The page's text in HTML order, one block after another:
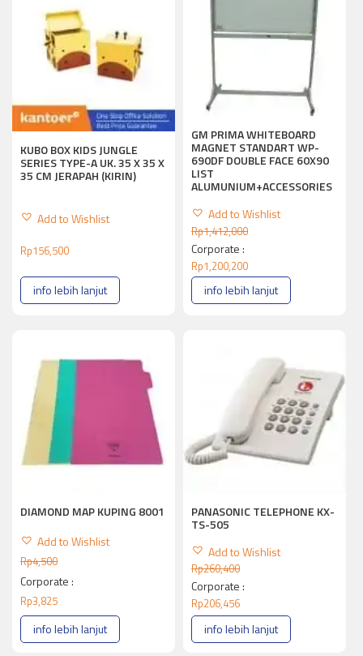
KUBO BOX KIDS JUNGLE
SERIES TYPE-A UK. 35 X 35 X
35 CM JERAPAH (KIRIN)
Add to Wishlist
Rp156,500
info lebih lanjut
GM PRIMA WHITEBOARD
MAGNET STANDART WP-
690DF DOUBLE FACE 60X90
LIST
ALUMUNIUM+ACCESSORIES
Add to Wishlist
Rp1,412,000
Corporate :
Rp1,200,200
info lebih lanjut
DIAMOND MAP KUPING 8001
Add to Wishlist
Rp4,500
Corporate :
Rp3,825
info lebih lanjut
PANASONIC TELEPHONE KX-
TS-505
Add to Wishlist
Rp260,400
Corporate :
Rp206,456
info lebih lanjut